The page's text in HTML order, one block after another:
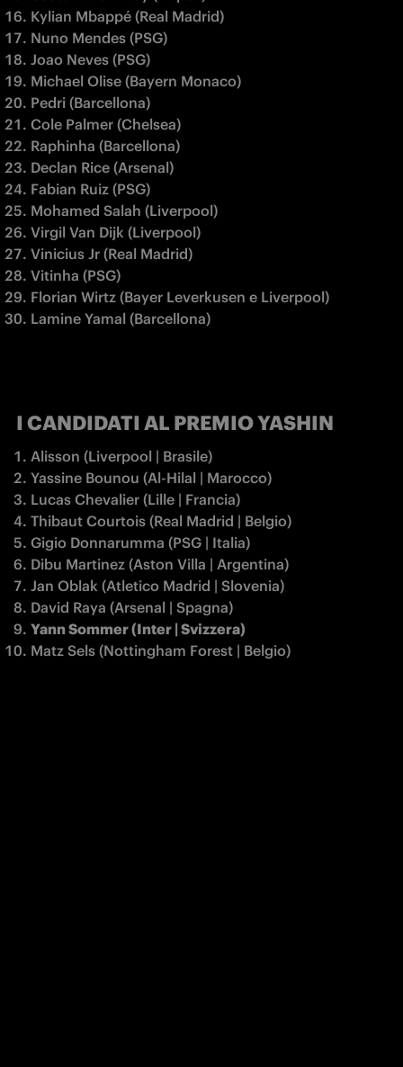
Kylian Mbappé (Real Madrid)
Nuno Mendes (PSG)
Joao Neves (PSG)
Michael Olise (Bayern Monaco)
Pedri (Barcellona)
Cole Palmer (Chelsea)
Raphinha (Barcellona)
Declan Rice (Arsenal)
Fabian Ruiz (PSG)
Mohamed Salah (Liverpool)
Virgil Van Dijk (Liverpool)
Vinicius Jr (Real Madrid)
Vitinha (PSG)
Florian Wirtz (Bayer Leverkusen e Liverpool)
Lamine Yamal (Barcellona)
I CANDIDATI AL PREMIO YASHIN
Alisson (Liverpool | Brasile)
Yassine Bounou (Al-Hilal | Marocco)
Lucas Chevalier (Lille | Francia)
Thibaut Courtois (Real Madrid | Belgio)
Gigio Donnarumma (PSG | Italia)
Dibu Martinez (Aston Villa | Argentina)
Jan Oblak (Atletico Madrid | Slovenia)
David Raya (Arsenal | Spagna)
Yann Sommer (Inter | Svizzera)
Matz Sels (Nottingham Forest | Belgio)